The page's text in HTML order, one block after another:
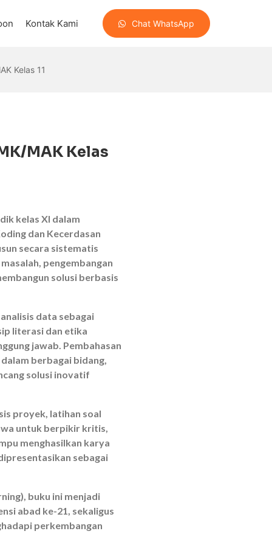
Kontak Kami Chat WhatsApp
Kelas 11
MAK Kelas
kelas XI dalam
dan Kecerdasan
secara sistematis
pengembangan
solusi berbasis
data sebagai
literasi dan etika
jawab. Pembahasan
berbagai bidang,
solusi inovatif
proyek, latihan soal
untuk berpikir kritis,
menghasilkan karya
sebagai
buku ini menjadi
abad ke-21, sekaligus
perkembangan